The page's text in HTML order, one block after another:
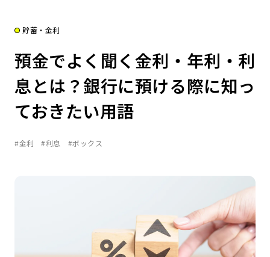
貯蓄・金利
預金でよく聞く金利・年利・利
息とは？銀行に預ける際に知っ
ておきたい用語
#金利 #利息 #ボックス